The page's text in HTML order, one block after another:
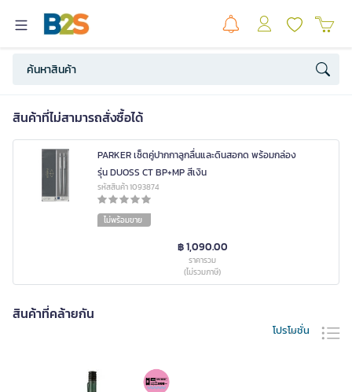
สินค้าที่ไม่สามารถสั่งซื้อได้
PARKER เซ็ตคู่ปากกาลูกลื่นและดินสอกด พร้อมกล่อง
รุ่น DUOSS CT BP+MP สีเงิน
รหัสสินค้า 1093874
ไม่พร้อมขาย
฿ 1,090.00
ราคารวม
(ไม่รวมภาษี)
สินค้าที่คล้ายกัน
โปรโมชั่น